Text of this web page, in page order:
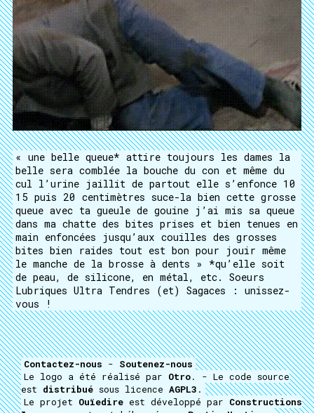
« une belle queue* attire toujours les dames la
belle sera comblée la bouche du con et même du
cul l’urine jaillit de partout elle s’enfonce 10
15 puis 20 centimètres suce-la bien cette grosse
queue avec ta gueule de gouine j’ai mis sa queue
dans ma chatte des bites prises et bien tenues en
main enfoncées jusqu’aux couilles des grosses
bites bien raides tout est bon pour jouir même
le manche de la brosse à dents » *qu’elle soit
de peau, de silicone, en métal, etc. Soeurs
Lubriques Ultra Tendres (et) Sagaces : unissez-
vous !
Contactez-nous - Soutenez-nous
Le logo a été réalisé par Otro. - Le code source
est distribué sous licence AGPL3 .
Le projet Ouïedire est développé par Constructions